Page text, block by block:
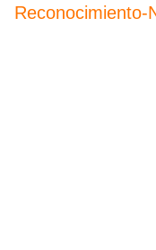
Reconocimiento-